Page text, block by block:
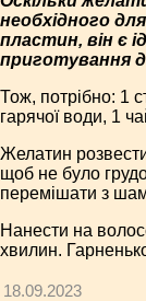
необхідного
пластин, він є
приготування
Тож, потрібно: 1
гарячої води, 1
Желатин
щоб не було
перемішати з
Нанести на
хвилин.
18.09.2023